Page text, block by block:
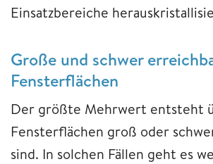
Einsatzbereiche
Große und schwer
Fensterflächen
Der größte Mehrwert entsteht
Fensterflächen groß oder
sind. In solchen Fällen geht es